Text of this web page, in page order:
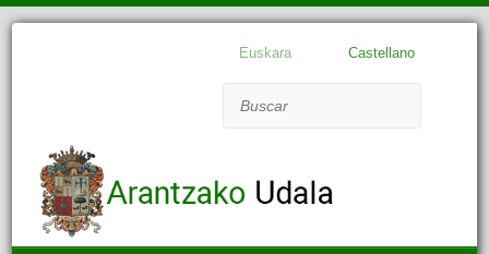
Euskara Castellano